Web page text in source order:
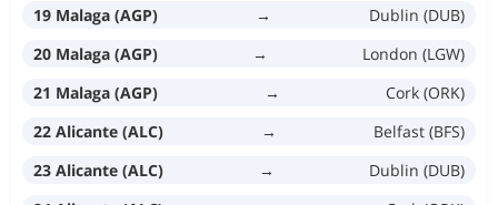
19 Malaga (AGP)
→
Dublin (DUB)
20 Malaga (AGP)
→
London (LGW)
21 Malaga (AGP)
→
Cork (ORK)
22 Alicante (ALC)
→
Belfast (BFS)
23 Alicante (ALC)
→
Dublin (DUB)